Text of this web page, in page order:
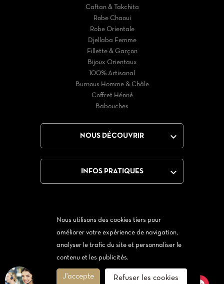
Nous utilisons des cookies tiers pour
améliorer votre expérience de navigation,
analyser le trafic du site et personnaliser le
contenu et les publicités.
J'accepte Refuser les cookies
Caftan & Takchita
Robe Chaoui
Robe Orientale
Djellaba Femme
Fillette & Garçon
Bijoux Orientaux
100% Artisanal
Burnous Homme & Châle
Coffret Hénné
Babouches
NOUS DÉCOUVRIR 
INFOS PRATIQUES 
Instagram